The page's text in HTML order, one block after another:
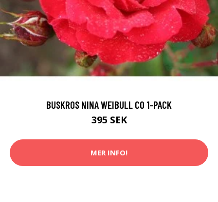
BUSKROS NINA WEIBULL CO 1-PACK
395 SEK
MER INFO!